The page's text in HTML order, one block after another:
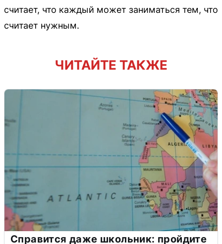
считает, что каждый может заниматься тем, что
считает нужным.
ЧИТАЙТЕ ТАКЖЕ
Справится даже школьник: пройдите